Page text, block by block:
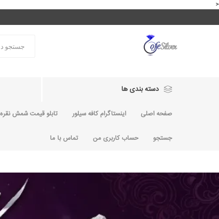
<
دسته بندی ها
صفحه اصلی اینستاگرام کافه سیلور تابلو قیمت شمش نقره
جستجو حساب کاربری من تماس با ما